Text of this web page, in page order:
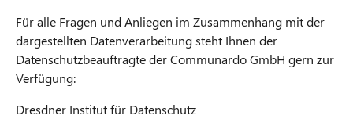
Für alle Fragen und Anliegen im Zusammenhang mit der
dargestellten Datenverarbeitung steht Ihnen der
Datenschutzbeauftragte der Communardo GmbH gern zur
Verfügung:
Dresdner Institut für Datenschutz